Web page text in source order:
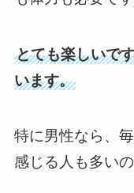
とても楽しいで
います。
特に男性なら、
感じる人も多い